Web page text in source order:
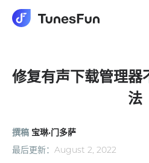
修复有声下载管理器
法
撰稿 宝琳·门多萨
最后更新： August 2, 2022